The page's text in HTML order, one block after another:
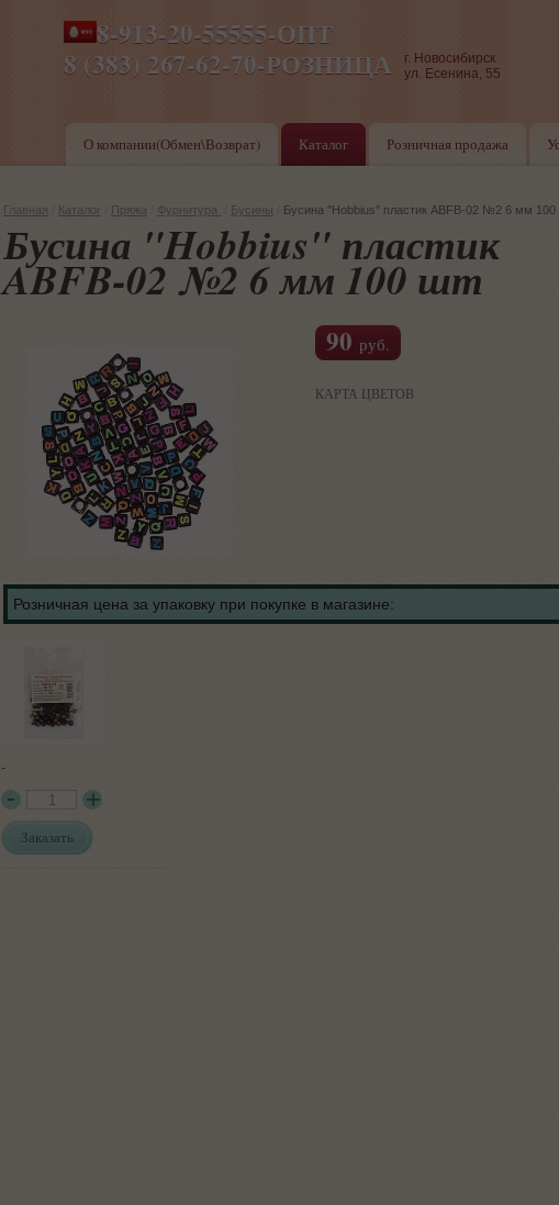
8-913-20-55555-ОПТ
8 (383) 267-62-70-РОЗНИЦА
ПН-ПТ 8-17,СБ-ВС 9-17
г. Новосибирск
ул. Есенина, 55
О компании(Обмен\Возврат) Каталог Розничная продажа
Главная Каталог Пряжа Фурнитура Бусины Бусина "Hobbius" пластик ABFB-02 №2 6 мм
Бусина "Hobbius" пластик
ABFB-02 №2 6 мм 100 шт
90 руб.
КАРТА ЦВЕТОВ
Розничная цена за упаковку при покупке в магазине:
-
Заказать